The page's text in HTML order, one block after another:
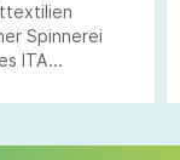
Spinnerei
ITA